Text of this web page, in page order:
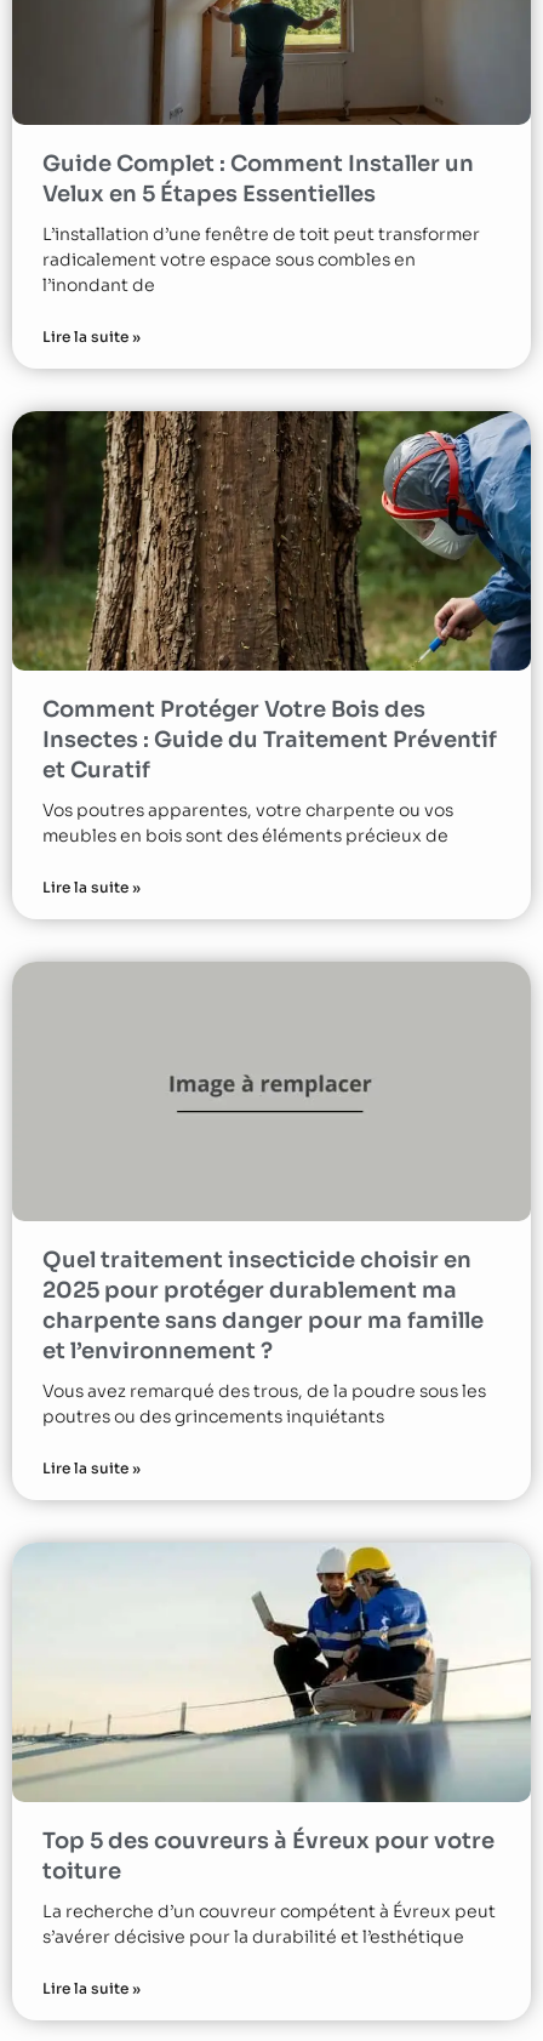
Guide Complet : Comment Installer un
Velux en 5 Étapes Essentielles
L’installation d’une fenêtre de toit peut transformer
radicalement votre espace sous combles en
l’inondant de
Lire la suite »
Comment Protéger Votre Bois des
Insectes : Guide du Traitement Préventif
et Curatif
Vos poutres apparentes, votre charpente ou vos
meubles en bois sont des éléments précieux de
Lire la suite »
Quel traitement insecticide choisir en
2025 pour protéger durablement ma
charpente sans danger pour ma famille
et l’environnement ?
Vous avez remarqué des trous, de la poudre sous les
poutres ou des grincements inquiétants
Lire la suite »
Top 5 des couvreurs à Évreux pour votre
toiture
La recherche d’un couvreur compétent à Évreux peut
s’avérer décisive pour la durabilité et l’esthétique
Lire la suite »